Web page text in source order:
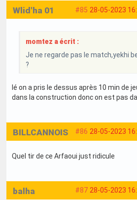
#85 28-05-2023
Wlid'ha 01
momtez a écrit :
Je ne regarde pas le match,yekhi
?
lé on a pris le dessus après 10 min de
dans la construction donc on est pas
#86 28-05-2023
BILLCANNOIS
Quel tir de ce Arfaoui just ridicule
#87 28-05-2023
balha